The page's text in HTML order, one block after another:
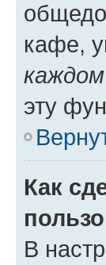
кафе,
эту
Как
В